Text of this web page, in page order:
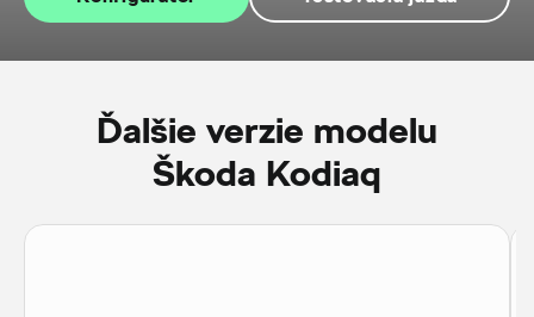
Ďalšie verzie modelu
Škoda Kodiaq